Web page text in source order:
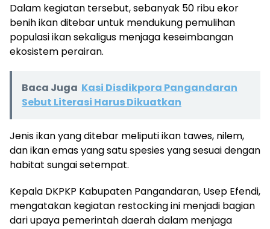
Dalam kegiatan tersebut, sebanyak 50 ribu ekor
benih ikan ditebar untuk mendukung pemulihan
populasi ikan sekaligus menjaga keseimbangan
ekosistem perairan.
Baca Juga Kasi Disdikpora Pangandaran
Sebut Literasi Harus Dikuatkan
Jenis ikan yang ditebar meliputi ikan tawes, nilem,
dan ikan emas yang satu spesies yang sesuai dengan
habitat sungai setempat.
Kepala DKPKP Kabupaten Pangandaran, Usep Efendi,
mengatakan kegiatan restocking ini menjadi bagian
dari upaya pemerintah daerah dalam menjaga